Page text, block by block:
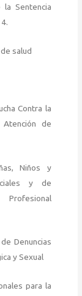
Sentencia
salud
Contra la
Atención de
Niños y
y de
Denuncias
y Sexual
para la